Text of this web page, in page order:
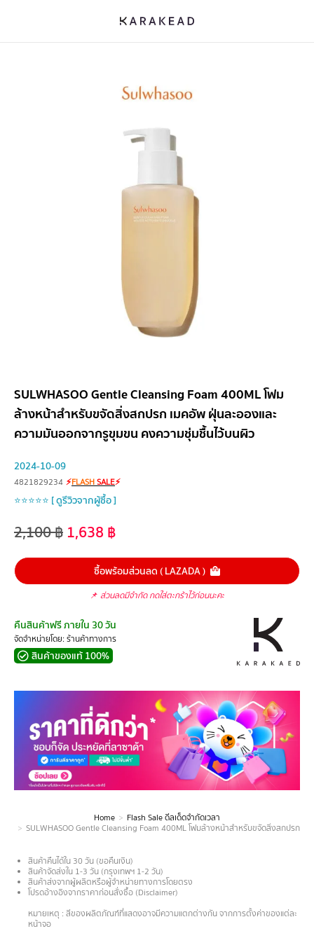
SULWHASOO Gentle Cleansing Foam 400ML โฟม
ล้างหน้าสำหรับขจัดสิ่งสกปรก เมคอัพ ฝุ่นละอองและ
ความมันออกจากรูขุมขน คงความชุ่มชื้นไว้บนผิว
2024-10-09
4821829234 ⚡FLASHSALE⚡
⭐⭐⭐⭐⭐ [ ดูรีวิวจากผู้ซื้อ ]
2,100฿ 1,638 ฿
ซื้อพร้อมส่วนลด ( LAZADA )
📌 ส่วนลดมีจำกัด กดใส่ตะกร้าไว้ก่อนนะคะ
คืนสินค้าฟรี ภายใน 30 วัน
จัดจำหน่ายโดย: ร้านค้าทางการ
สินค้าของแท้ 100%
Home
Flash Sale ดีลเด็ดจำกัดเวลา
SULWHASOO Gentle Cleansing Foam 400ML โฟมล้างหน้าสำหรับขจัดสิ่งสกปรก
สินค้าคืนได้ใน 30 วัน (ขอคืนเงิน)
สินค้าจัดส่งใน 1-3 วัน (กรุงเทพฯ 1-2 วัน)
สินค้าส่งจากผู้ผลิตหรือผู้จำหน่ายทางการโดยตรง
โปรดอ้างอิงจากราคาก่อนสั่งซื้อ (Disclaimer)
หมายเหตุ : สีของผลิตภัณฑ์ที่แสดงอาจมีความแตกต่างกัน จากการตั้งค่าของแต่ละ
หน้าจอ